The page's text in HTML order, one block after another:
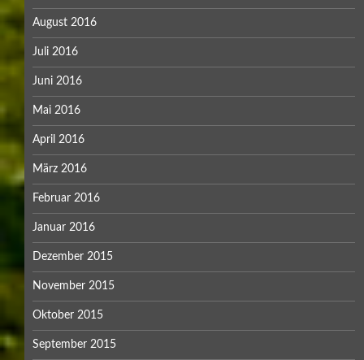
August 2016
Juli 2016
Juni 2016
Mai 2016
April 2016
März 2016
Februar 2016
Januar 2016
Dezember 2015
November 2015
Oktober 2015
September 2015